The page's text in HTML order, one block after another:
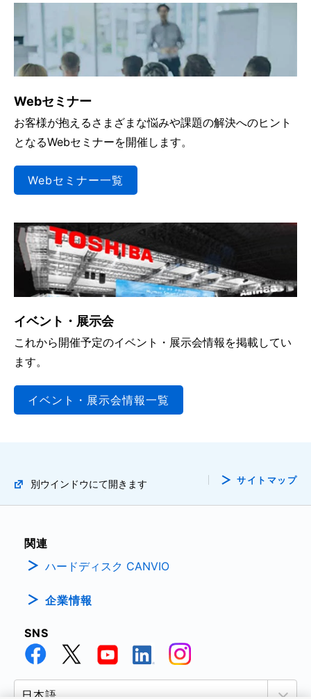
Webセミナー
お客様が抱えるさまざまな悩みや課題の解決へのヒント
となるWebセミナーを開催します。
Webセミナー一覧
イベント・展示会
これから開催予定のイベント・展示会情報を掲載してい
ます。
イベント・展示会情報一覧
別ウインドウにて開きます サイトマップ
関連
ハードディスク CANVIO
企業情報
SNS